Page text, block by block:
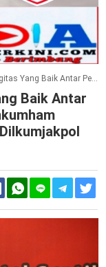
Sumut Gelar Rapat Koordinasi Dilkumjakpol Tahun 2021
Baik Antar